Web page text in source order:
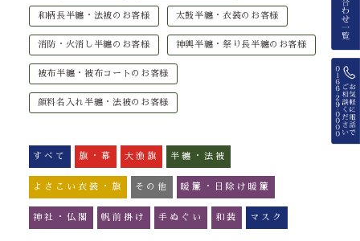
和柄長半纏・法被のお客様 太鼓半纏・衣装のお客様
消防・火消し半纏のお客様 神輿半纏・祭り長半纏のお客様
被布半纏・被布コートのお客様
顔料名入れ半纏・法被のお客様
すべて 旗・幕 大漁旗 半纏・法被
よさこい衣装・旗 その他 暖簾・日除け暖簾
神社・仏閣 帆前掛け 手ぬぐい 和装 マスク